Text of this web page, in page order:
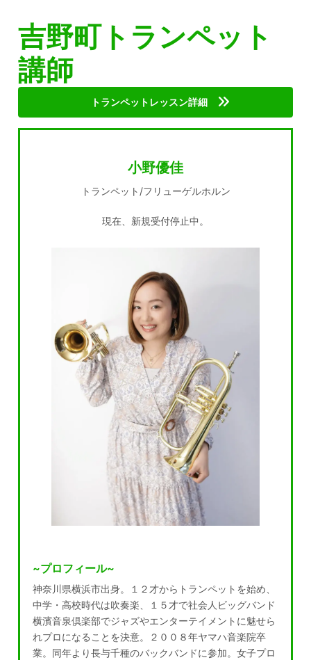
吉野町トランペット
講師
トランペットレッスン詳細
小野優佳
トランペット/フリューゲルホルン
現在、新規受付停止中。
~プロフィール~
神奈川県横浜市出身。１２才からトランペットを始め、
中学・高校時代は吹奏楽、１５才で社会人ビッグバンド
横濱音泉倶楽部でジャズやエンターテイメントに魅せら
れプロになることを決意。２００８年ヤマハ音楽院卒
業。同年より長与千種のバックバンドに参加。女子プロ